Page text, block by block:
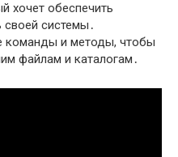
хочет обеспечить
своей системы․
команды и методы, чтобы
файлам и каталогам․